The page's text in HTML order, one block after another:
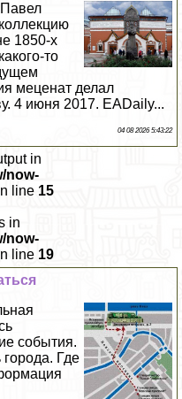
1850-х
то
меценат делал
4 июня 2017. EADaily...
04 08 2026 5:43:22
in
now-
line 15
in
now-
line 19
события.
города. Где